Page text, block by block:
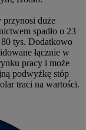
duże
spadło o 23
80 tys. Dodatkowo
łącznie w
pracy i może
podwyżkę stóp
traci na wartości.